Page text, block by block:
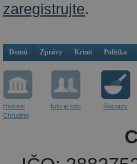
zaregistrujte.
Domů Zprávy Krimi Politika
Historie
Chrudimi
Kdo je kdo Recepty